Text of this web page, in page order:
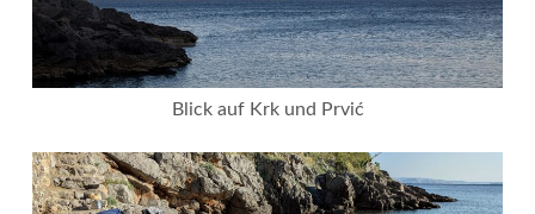
Blick auf Krk und Prvić